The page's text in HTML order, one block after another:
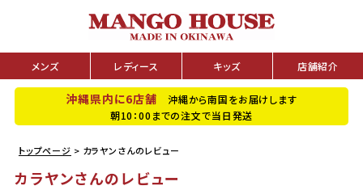
メンズ レディース キッズ 店舗紹介
沖縄県内に6店舗 沖縄から南国をお届けします
朝10：00までの注文で当日発送
トップページ カラヤンさんのレビュー
カラヤンさんのレビュー